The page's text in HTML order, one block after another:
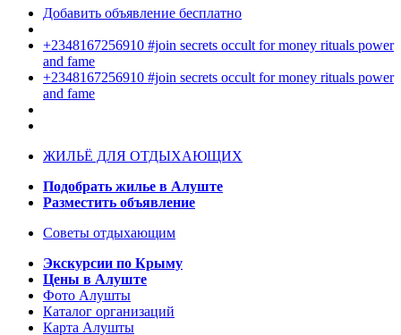
Добавить объявление бесплатно
+2348167256910 #join secrets occult for money rituals power
and fame
+2348167256910 #join secrets occult for money rituals power
and fame
ЖИЛЬЁ ДЛЯ ОТДЫХАЮЩИХ
Подобрать жилье в Алуште
Разместить объявление
Советы отдыхающим
Экскурсии по Крыму
Цены в Алуште
Фото Алушты
Каталог организаций
Карта Алушты